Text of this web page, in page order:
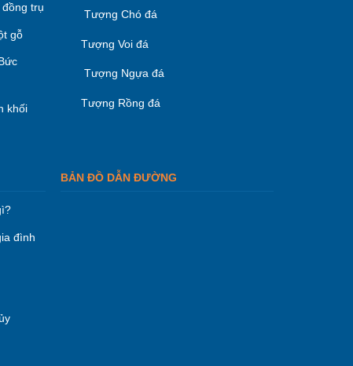
trụ
gỗ
khối
Tượng Chó đá
Tượng Voi đá
Tượng Ngựa đá
Tượng Rồng đá
đình
BẢN ĐỒ DẪN ĐƯỜNG